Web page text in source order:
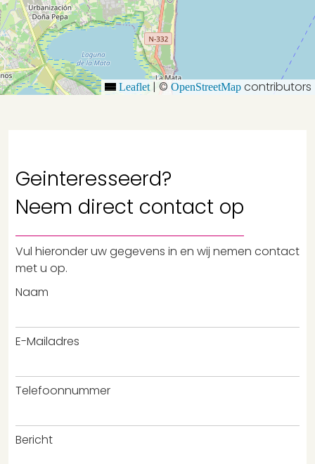
Leaflet | © OpenStreetMap contributors
Geinteresseerd?
Neem direct contact op
Vul hieronder uw gegevens in en wij nemen contact
met u op.
Naam
E-Mailadres
Telefoonnummer
Bericht